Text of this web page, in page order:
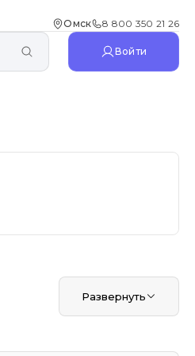
Омск 8 800 350 21 26
Войти
Развернуть